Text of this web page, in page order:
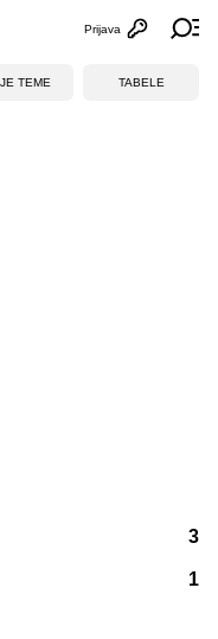
Otvori
Prijava
TEME TABELE
3
1